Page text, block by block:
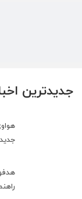
جدیدترین